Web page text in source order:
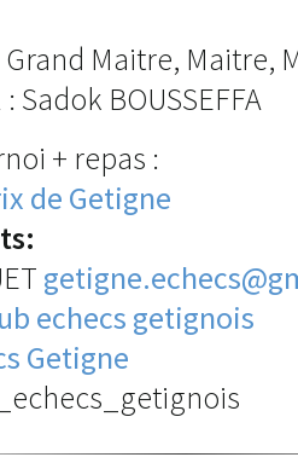
Grand Maitre, Maitre,
BOUSSEFFA
+ repas :
de Getigne
echecs getignois
Getigne